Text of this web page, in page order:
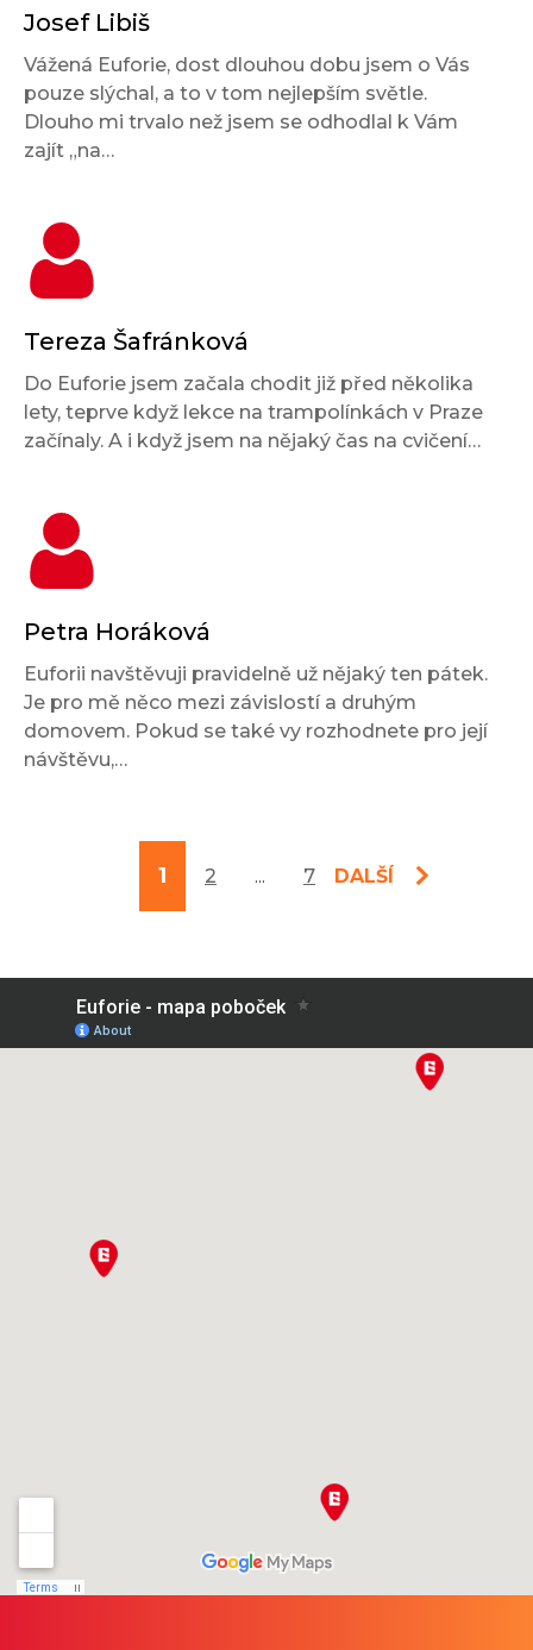
Josef Libiš
Vážená Euforie, dost dlouhou dobu jsem o Vás
pouze slýchal, a to v tom nejlepším světle.
Dlouho mi trvalo než jsem se odhodlal k Vám
zajít „na…
Tereza Šafránková
Do Euforie jsem začala chodit již před několika
lety, teprve když lekce na trampolínkách v Praze
začínaly. A i když jsem na nějaký čas na cvičení…
Petra Horáková
Euforii navštěvuji pravidelně už nějaký ten pátek.
Je pro mě něco mezi závislostí a druhým
domovem. Pokud se také vy rozhodnete pro její
návštěvu,…
1 2 ... 7 DALŠÍ